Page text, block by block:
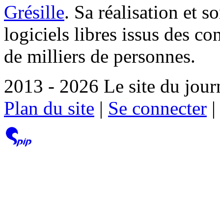
Grésille. Sa réalisation et
logiciels libres issus des
de milliers de personnes.
2013 - 2026 Le site du
Plan du site | Se connecter |